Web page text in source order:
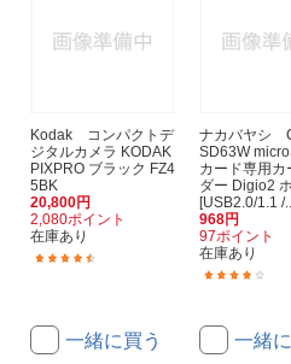
Kodak コンパクトデ
ジタルカメラ KODAK
PIXPRO ブラック FZ4
5BK
20,800円
2,080ポイント
在庫あり
一緒に買う
ナカバヤシ
SD63W
カード専用カ
ダー Digio2
[USB2.0/1.1 /
968円
97ポイント
在庫あり
一緒